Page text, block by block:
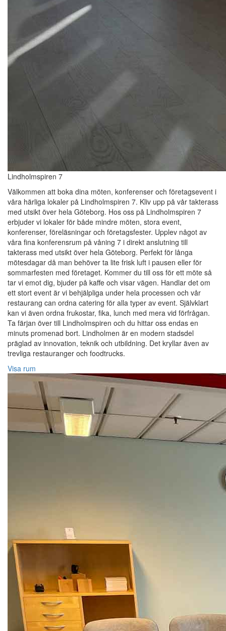
Lindholmspiren 7
Välkommen att boka dina möten, konferenser och företagsevent i
våra härliga lokaler på Lindholmspiren 7. Kliv upp på vår takterass
med utsikt över hela Göteborg. Hos oss på Lindholmspiren 7
erbjuder vi lokaler för både mindre möten, stora event,
konferenser, föreläsningar och företagsfester. Upplev något av
våra fina konferensrum på våning 7 i direkt anslutning till
takterass med utsikt över hela Göteborg. Perfekt för långa
mötesdagar då man behöver ta lite frisk luft i pausen eller för
sommarfesten med företaget. Kommer du till oss för ett möte så
tar vi emot dig, bjuder på kaffe och visar vägen. Handlar det om
ett stort event är vi behjälpliga under hela processen och vår
restaurang can ordna catering för alla typer av event. Självklart
kan vi även ordna frukostar, fika, lunch med mera vid förfrågan.
Ta färjan över till Lindholmspiren och du hittar oss endas en
minuts promenad bort. Lindholmen är en modern stadsdel
präglad av innovation, teknik och utbildning. Det kryllar även av
trevliga restauranger och foodtrucks.
Visa rum